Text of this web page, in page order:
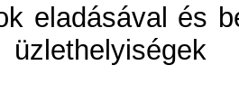
eladásával és